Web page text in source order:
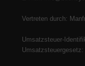
Vertreten durch:
Umsatzsteuer-